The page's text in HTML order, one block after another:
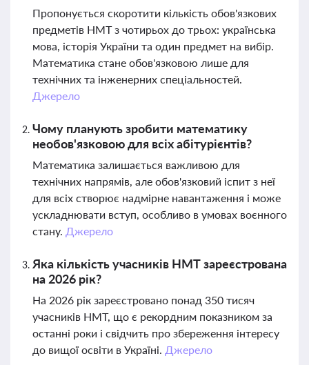
Пропонується скоротити кількість обов'язкових
предметів НМТ з чотирьох до трьох: українська
мова, історія України та один предмет на вибір.
Математика стане обов'язковою лише для
технічних та інженерних спеціальностей.
Джерело
Чому планують зробити математику
необов'язковою для всіх абітурієнтів?
Математика залишається важливою для
технічних напрямів, але обов'язковий іспит з неї
для всіх створює надмірне навантаження і може
ускладнювати вступ, особливо в умовах воєнного
стану. Джерело
Яка кількість учасників НМТ зареєстрована
на 2026 рік?
На 2026 рік зареєстровано понад 350 тисяч
учасників НМТ, що є рекордним показником за
останні роки і свідчить про збереження інтересу
до вищої освіти в Україні. Джерело